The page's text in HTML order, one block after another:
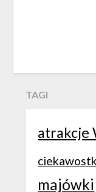
TAGI
atrakcje
majówki